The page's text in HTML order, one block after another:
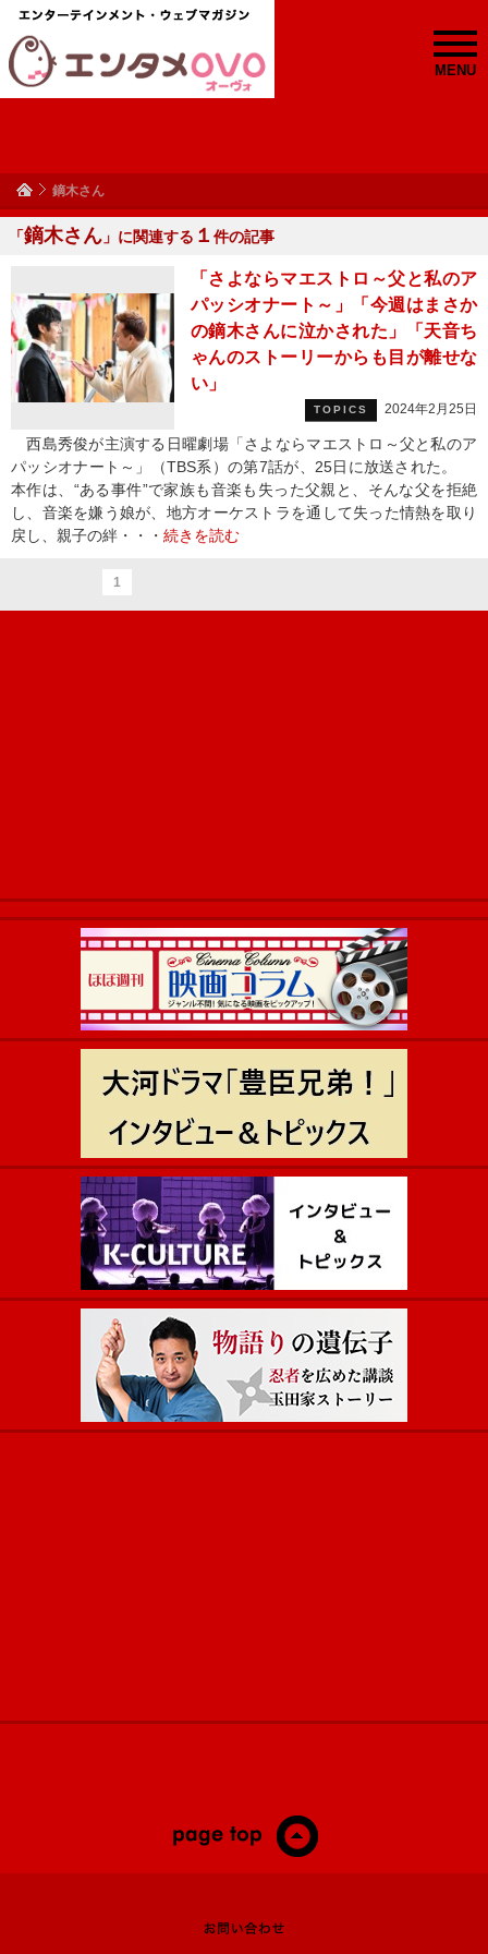
MENU
鏑木さん
「鏑木さん 」に関連する １ 件の記事
「さよならマエストロ～父と私のア
パッシオナート～」「今週はまさか
の鏑木さんに泣かされた」「天音ち
ゃんのストーリーからも目が離せな
い」
TOPICS 2024年2月25日
西島秀俊が主演する日曜劇場「さよならマエストロ～父と私のア
パッシオナート～」（TBS系）の第7話が、25日に放送された。
本作は、“ある事件”で家族も音楽も失った父親と、そんな父を拒絶
し、音楽を嫌う娘が、地方オーケストラを通して失った情熱を取り
戻し、親子の絆・・・ 続きを読む
1